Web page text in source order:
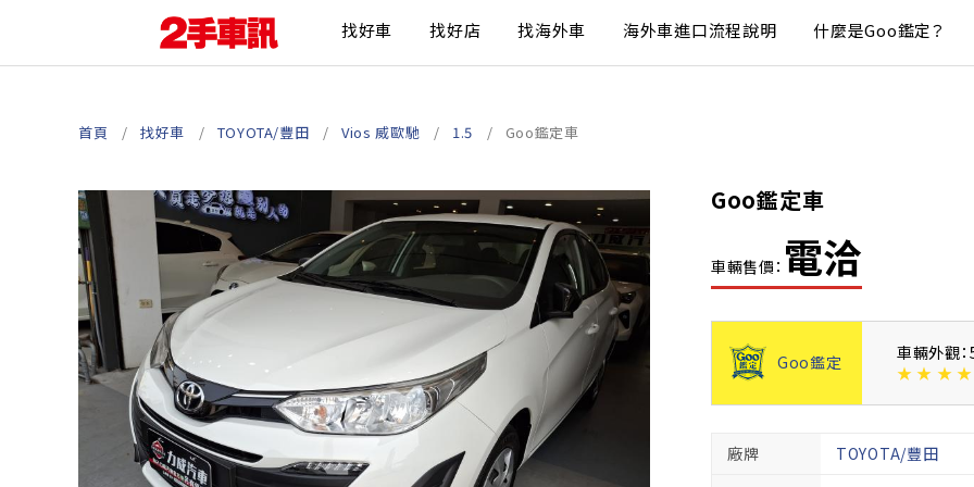
找好車 找好店 找海外車 海外車進口流程說明 什麼是Goo鑑定？
首頁 找好車 TOYOTA/豐田 Vios 威歐馳 1.5 Goo鑑定車
Goo鑑定車
車輛售價： 電洽
Goo鑑定
車輛外觀：
★ ★ ★ ★
廠牌
TOYOTA/豐田